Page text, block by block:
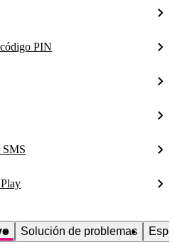
PIN
SMS
Solución de problemas